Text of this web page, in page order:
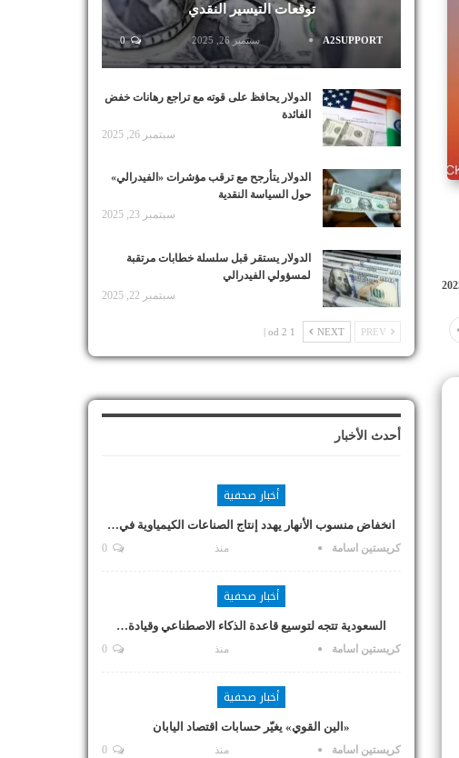
توقعات التيسير النقدي
A2SUPPORT سبتمبر 26, 2025 0
الدولار يحافظ على قوته مع تراجع رهانات خفض
الفائدة
سبتمبر 26, 2025
الدولار يتأرجح مع ترقب مؤشرات «الفيدرالي»
حول السياسة النقدية
سبتمبر 23, 2025
الدولار يستقر قبل سلسلة خطابات مرتقبة
لمسؤولي الفيدرالي
سبتمبر 22, 2025
NEXT
1 od 2 |
أحدث الأخبار
أخبار صحفية
انخفاض منسوب الأنهار يهدد إنتاج الصناعات الكيمياوية في…
كريستين اسامة منذ
أخبار صحفية
السعودية تتجه لتوسيع قاعدة الذكاء الاصطناعي وقيادة…
كريستين اسامة منذ
أخبار صحفية
«الين القوي» يغيّر حسابات اقتصاد اليابان
كريستين اسامة منذ